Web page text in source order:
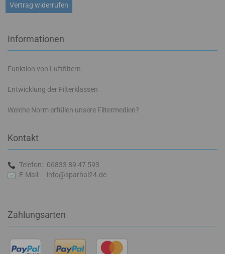
Vertrag widerrufen
Informationen
Funktion von Luftfiltern
Entwicklung der Filterklassen
Welche Norm erfüllen unsere Filtermedien?
Kontakt
Telefon: 06833 89 47 593
E-Mail:
info@sparhai24.de
Zahlungsarten